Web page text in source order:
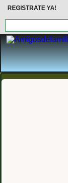
REGISTRATE YA!